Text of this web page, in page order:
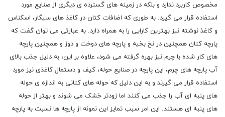
مخصوص کاربرد ندارد و بلکه در زمینه های گسترده ی دیگری از صنایع مورد
استفاده قرار می گیرد. به طوری که اضافات کتان در کاغذ های سیگار، اسکناس
و کاغذ نوشته نیز بهترین کارایی را به همراه دارد. به عبارتی می توان گفت که
پارچه کتان همچنین در نخ بخیه و پارچه های دوخت و دوز و همچنین پارچه
های کار شده با چرم نیز بهره گرفته می شود، علاوه بر این، به دلیل جذب بالای
آب پارچه های چرم، این پارچه در صنایع حوله، کیف و دستمال کاغذی نیز مورد
استفاده قرار می گیرند و به این دلیل که حوله های کتانی به اندازه ی حوله
های پنبه ای آب را جذب می کنند اما زودتر خشک می شوند و بهتر از حوله
های پنبه ای هستند. این امر سبب تمایز این نمونه از پارچه ها نسبت به پارچه